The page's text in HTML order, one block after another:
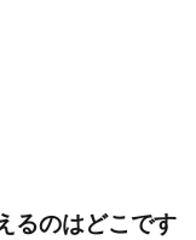
るのはどこです